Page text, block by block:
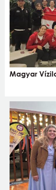
Magyar